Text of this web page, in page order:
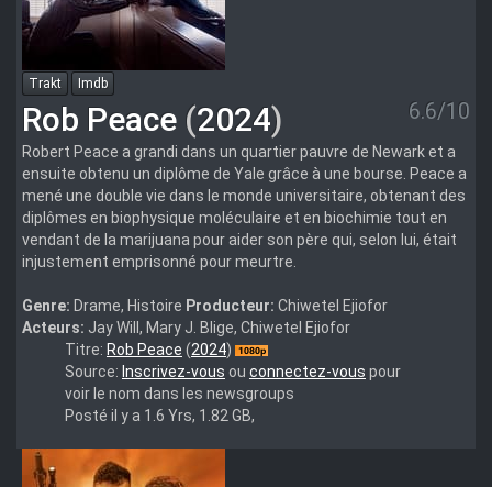
Trakt Imdb
Rob Peace (2024) 6.6/10
Robert Peace a grandi dans un quartier pauvre de Newark et a
ensuite obtenu un diplôme de Yale grâce à une bourse. Peace a
mené une double vie dans le monde universitaire, obtenant des
diplômes en biophysique moléculaire et en biochimie tout en
vendant de la marijuana pour aider son père qui, selon lui, était
injustement emprisonné pour meurtre.
Genre: Drame, Histoire Producteur: Chiwetel Ejiofor
Acteurs: Jay Will, Mary J. Blige, Chiwetel Ejiofor
Rob.Peace.2024.1080p.WEBRip.DDP.5.1.10bit.H.265-
Titre: Rob Peace (2024)
Source: Inscrivez-vous ou connectez-vous pour
voir le nom dans les newsgroups
Posté il y a 1.6 Yrs, 1.82 GB,